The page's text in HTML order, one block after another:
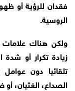
فقدان للرؤية أو
الروسية.
ولكن هناك
زيادة تكرار أو
تلقائيا دون
الصداع، الغثيان،